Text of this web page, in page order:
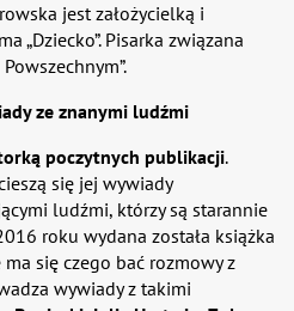
jest założycielką i
„Dziecko”. Pisarka związana
ze znanymi ludźmi
poczytnych publikacji.
się jej wywiady
ludźmi, którzy są starannie
roku wydana została książka
się czego bać rozmowy z
wywiady z takimi